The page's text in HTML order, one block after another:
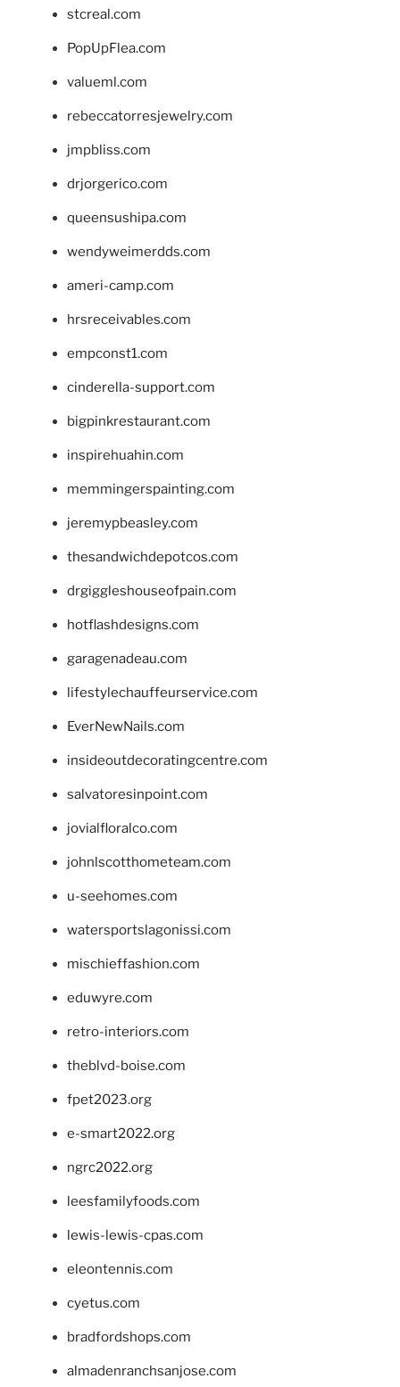
stcreal.com
PopUpFlea.com
valueml.com
rebeccatorresjewelry.com
jmpbliss.com
drjorgerico.com
queensushipa.com
wendyweimerdds.com
ameri-camp.com
hrsreceivables.com
empconst1.com
cinderella-support.com
bigpinkrestaurant.com
inspirehuahin.com
memmingerspainting.com
jeremypbeasley.com
thesandwichdepotcos.com
drgiggleshouseofpain.com
hotflashdesigns.com
garagenadeau.com
lifestylechauffeurservice.com
EverNewNails.com
insideoutdecoratingcentre.com
salvatoresinpoint.com
jovialfloralco.com
johnlscotthometeam.com
u-seehomes.com
watersportslagonissi.com
mischieffashion.com
eduwyre.com
retro-interiors.com
theblvd-boise.com
fpet2023.org
e-smart2022.org
ngrc2022.org
leesfamilyfoods.com
lewis-lewis-cpas.com
eleontennis.com
cyetus.com
bradfordshops.com
almadenranchsanjose.com